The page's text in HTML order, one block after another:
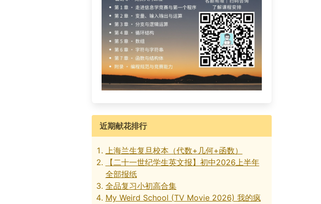
近期献花排行
上海兰生复旦校本（代数+几何+函数）
【二十一世纪学生英文报】初中2026上半年
全部报纸
全品复习小初高合集
My Weird School (TV Movie 2026) 我的疯